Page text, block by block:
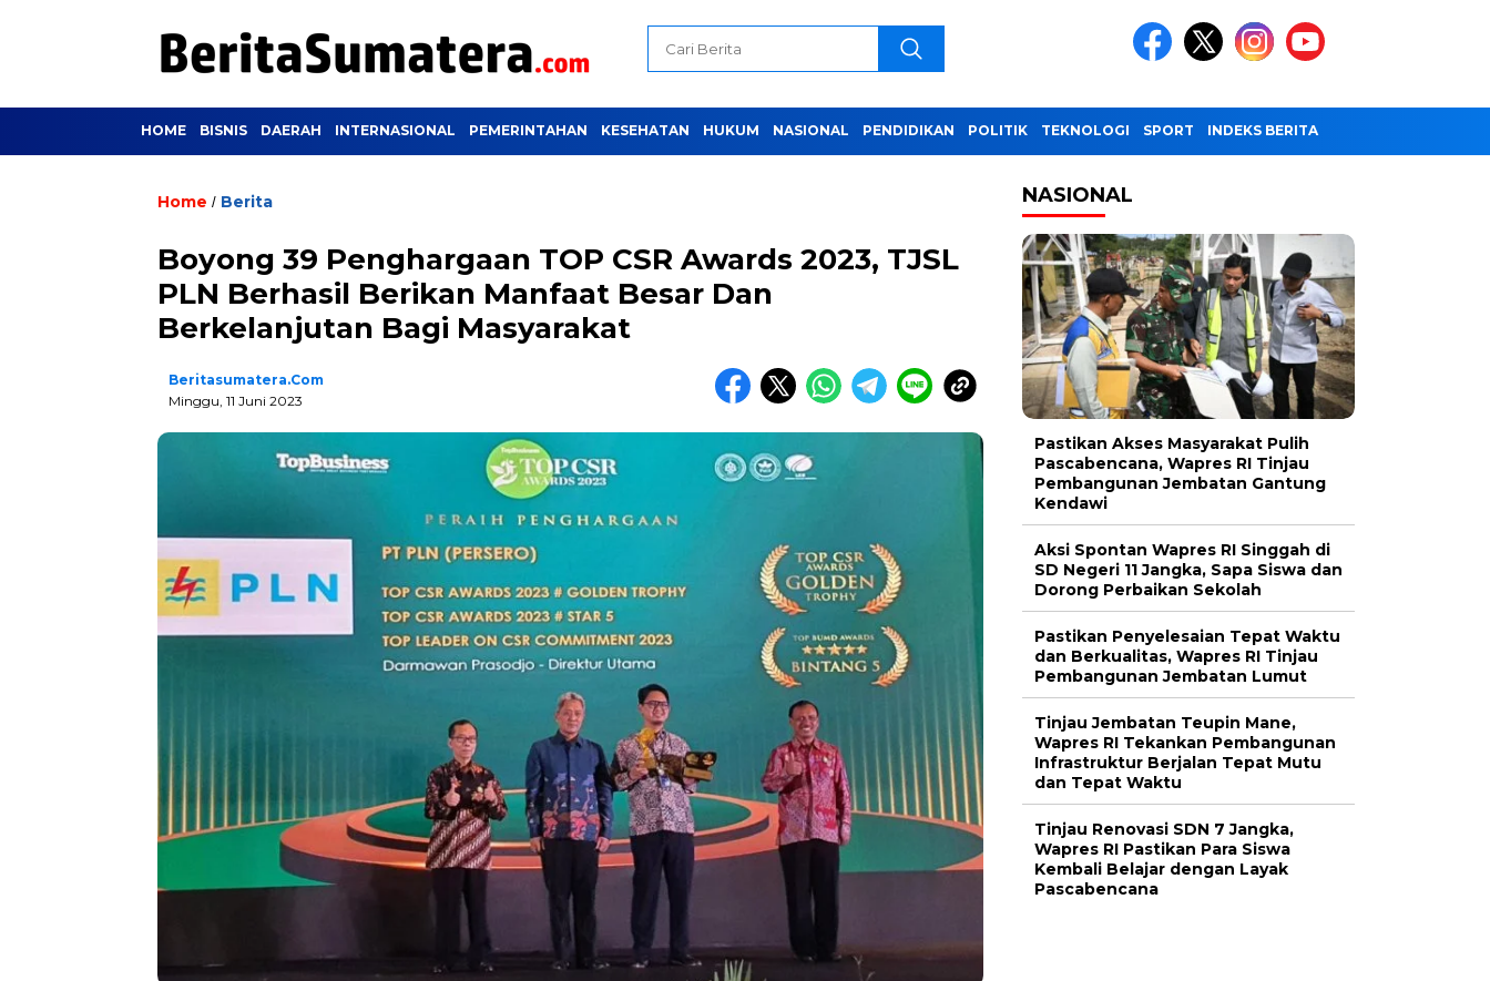
HOME BISNIS DAERAH INTERNASIONAL PEMERINTAHAN KESEHATAN HUKUM NASIONAL PENDIDIKAN POLITIK TEKNOLOGI SPORT INDEKS BERITA
Home / Berita
Boyong 39 Penghargaan TOP CSR Awards 2023, TJSL
PLN Berhasil Berikan Manfaat Besar Dan
Berkelanjutan Bagi Masyarakat
Beritasumatera.com
Minggu, 11 Juni 2023
NASIONAL
Pastikan Akses Masyarakat Pulih
Pascabencana, Wapres RI Tinjau
Pembangunan Jembatan Gantung
Kendawi
Aksi Spontan Wapres RI Singgah di
SD Negeri 11 Jangka, Sapa Siswa dan
Dorong Perbaikan Sekolah
Pastikan Penyelesaian Tepat Waktu
dan Berkualitas, Wapres RI Tinjau
Pembangunan Jembatan Lumut
Tinjau Jembatan Teupin Mane,
Wapres RI Tekankan Pembangunan
Infrastruktur Berjalan Tepat Mutu
dan Tepat Waktu
Tinjau Renovasi SDN 7 Jangka,
Wapres RI Pastikan Para Siswa
Kembali Belajar dengan Layak
Pascabencana